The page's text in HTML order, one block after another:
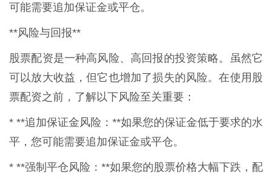
可能需要追加保证金或平仓。
**风险与回报**
股票配资是一种高风险、高回报的投资策略。虽然它
可以放大收益，但它也增加了损失的风险。在使用股
票配资之前，了解以下风险至关重要：
* **追加保证金风险：**如果您的保证金低于要求的水
平，您可能需要追加保证金或平仓。
* **强制平仓风险：**如果您的股票价格大幅下跌，配